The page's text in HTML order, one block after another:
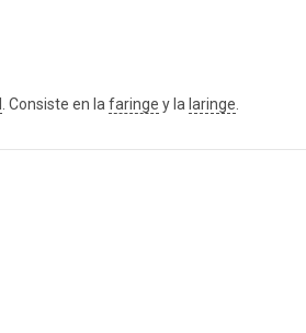
. Consiste en lafaringe y la laringe.